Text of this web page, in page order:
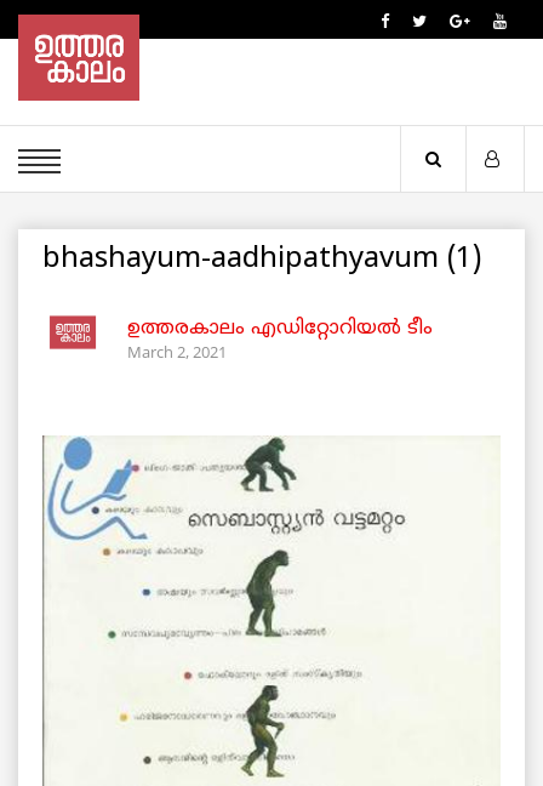
bhashayum-aadhipathyavum (1)
ഉത്തരകാലം എഡിറ്റോറിയല്‍ ടീം
March 2, 2021